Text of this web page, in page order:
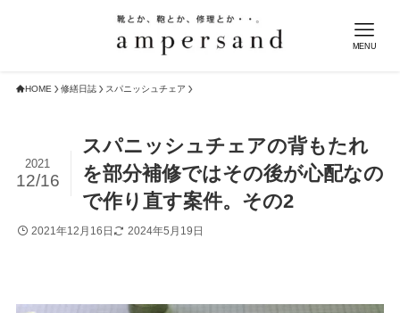
MENU
HOME 修繕日誌 スパニッシュチェア
スパニッシュチェアの背もたれ
を部分補修ではその後が心配なの
で作り直す案件。その2
2021
12/16
2021年12月16日 2024年5月19日